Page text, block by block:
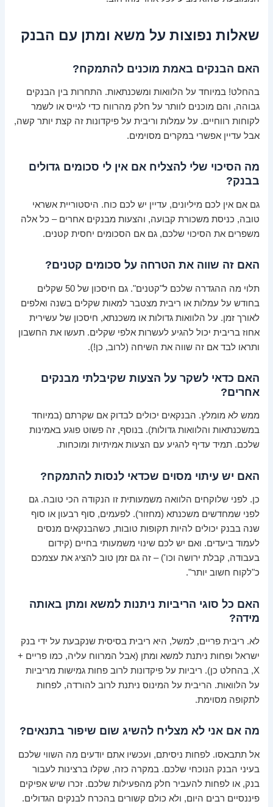
שאלות נפוצות על משא ומתן עם הבנק
האם הבנקים באמת מוכנים להתמקח?
בהחלט! במיוחד על הלוואות ומשכנתאות. התחרות בין הבנקים
גבוהה, והם מוכנים לוותר על חלק מהרווח כדי לגייס או לשמר
לקוחות רווחיים. על עמלות וריבית על פיקדונות זה קצת יותר קשה,
אבל עדיין אפשרי במקרים מסוימים.
מה הסיכוי שלי להצליח אם אין לי סכומים גדולים
בבנק?
גם אם אין לכם מיליונים, עדיין יש לכם כוח. היסטוריית אשראי
טובה, כניסת משכורת קבועה, והצעות מבנקים אחרים – כל אלה
משפרים את הסיכוי שלכם, גם אם הסכומים יחסית קטנים.
האם זה שווה את הטרחה על סכומים קטנים?
תלוי מה ההגדרה שלכם ל"קטנים". גם חיסכון של 50 שקלים
בחודש על עמלות או ריבית מצטבר למאות שקלים בשנה ואלפים
לאורך זמן. על הלוואות גדולות או משכנתא, חיסכון של עשירית
אחוז בריבית יכול להגיע לעשרות אלפי שקלים. תעשו את החשבון
ותראו לבד אם זה שווה את השיחה (לרוב, כן!).
האם כדאי לשקר על הצעות שקיבלתי מבנקים
אחרים?
ממש לא מומלץ. הבנקאים יכולים לבדוק אם שקרתם (במיוחד
במשכנתאות והלוואות גדולות). בנוסף, זה פשוט פוגע באמינות
שלכם. תמיד עדיף להגיע עם הצעות אמיתיות ומוכחות.
האם יש עיתוי מסוים שכדאי לנסות להתמקח?
כן. לפני שלוקחים הלוואה משמעותית זו הנקודה הכי טובה. גם
לפני שמחדשים משכנתא (מחזור). לפעמים, סוף רבעון או סוף
שנה בבנק יכולים להיות תקופות טובות, כשהבנקאים מנסים
לעמוד ביעדים. ואם יש לכם שינוי משמעותי בחיים (קידום
בעבודה, קבלת ירושה וכו') – זה גם זמן טוב להציג את עצמכם
כ"לקוח חשוב יותר".
האם כל סוגי הריביות ניתנות למשא ומתן באותה
מידה?
לא. ריבית פריים, למשל, היא ריבית בסיסית שנקבעת על ידי בנק
ישראל ופחות ניתנת למשא ומתן (אבל המרווח עליה, כמו פריים +
X, בהחלט כן). ריביות על פיקדונות לרוב פחות גמישות מריביות
על הלוואות. הריבית על המינוס ניתנת לרוב להורדה, לפחות
לתקופה מסוימת.
מה אם אני לא מצליח להשיג שום שיפור בתנאים?
אל תתבאסו. לפחות ניסיתם, ועכשיו אתם יודעים מה השווי שלכם
בעיני הבנק הנוכחי שלכם. במקרה כזה, שקלו ברצינות לעבור
בנק, או לפחות להעביר חלק מהפעילות שלכם. זכרו שיש אפיקים
פיננסיים רבים היום, ולא כולם קשורים בהכרח לבנקים הגדולים.